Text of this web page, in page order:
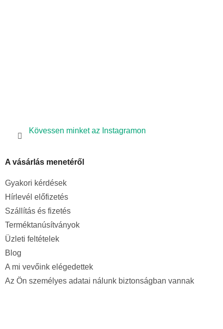
Kövessen minket az Instagramon
A vásárlás menetéről
Gyakori kérdések
Hírlevél előfizetés
Szállítás és fizetés
Terméktanúsítványok
Üzleti feltételek
Blog
A mi vevőink elégedettek
Az Ön személyes adatai nálunk biztonságban vannak